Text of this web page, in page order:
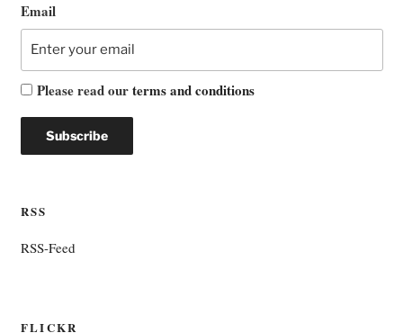
Email
Please read ourterms and conditions
RSS
RSS-Feed
FLICKR